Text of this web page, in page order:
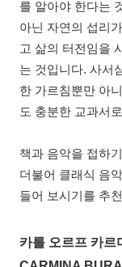
를 알아야 한다는
아닌 자연의 섭리
고 삶의 터전임을
는 것입니다. 사서
한 가르침뿐만 아
도 충분한 교과서
책과 음악을 접하
더불어 클래식 음
들어 보시기를 추
카를 오르프 카르